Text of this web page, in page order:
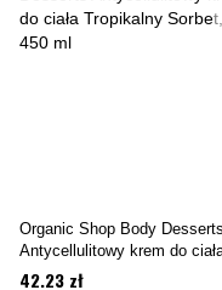
Organic Shop Body Desserts
Antycellulitowy krem do
Tropikalny Sorbet, 450 ml
42.23 zł